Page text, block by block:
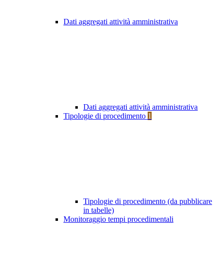
Dati aggregati attività amministrativa
Dati aggregati attività amministrativa
Tipologie di procedimento 1
Tipologie di procedimento (da pubblicare
in tabelle)
Monitoraggio tempi procedimentali